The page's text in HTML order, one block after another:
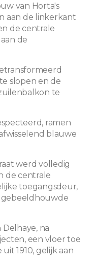
van Horta's
aan de linkerkant
de centrale
de
slopen en de
te
ramen
blauwe
werd volledig
de centrale
toegangsdeur,
gebeeldhouwde
Delhaye, na
een vloer toe
1910, gelijk aan